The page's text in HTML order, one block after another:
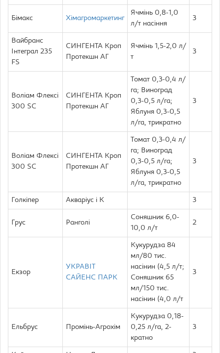
Бімакс Хімагромаркетинг
Ячмінь 0,8-1,0
л/т насіння
3
Вайбранс
Інтеграл 235
FS
СИНГЕНТА Кроп
Протекшн АГ
Ячмінь 1,5-2,0 л/
т
3
Воліам Флексі
300 SC
СИНГЕНТА Кроп
Протекшн АГ
Томат 0,3-0,4 л/
га; Виноград
0,3-0,5 л/га;
Яблуня 0,3-0,5
л/га, трикратно
3
Воліам Флексі
300 SC
СИНГЕНТА Кроп
Протекшн АГ
Томат 0,3-0,4 л/
га; Виноград
0,3-0,5 л/га;
Яблуня 0,3-0,5
л/га, трикратно
3
Голкіпер Акваріус і К 3
Грус Ранголі
Соняшник 6,0-
10,0 л/т
2
Екзор
УКРАВІТ
САЙЕНС ПАРК
Кукурудза 84
мл/80 тис.
насінин (4,5 л/т;
Соняшник 65
мл/150 тис.
насінин (4,0 л/т
3
Ельбрус Промінь-Агрохім
Кукурудза 0,18-
0,25 л/га, 2-
кратно
3